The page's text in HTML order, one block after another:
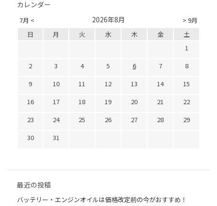
カレンダー
7月 < > 9月
2026年8月
日 月 火 水 木 金
土
1
2
3 4 5 6 7
8
9
10 11 12 13 14
15
16
17 18 19 20 21
22
23
24 25 26 27 28
29
30
31
最近の投稿
バッテリー・エンジンオイルは価格改定前の今がおすすめ！